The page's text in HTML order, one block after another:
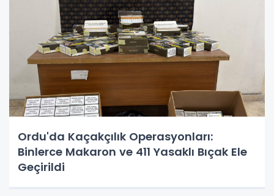
Ordu'da Kaçakçılık Operasyonları:
Binlerce Makaron ve 411 Yasaklı Bıçak Ele
Geçirildi